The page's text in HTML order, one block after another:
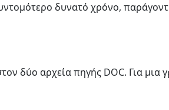
δυνατό χρόνο,
δύο αρχεία πηγής DOC. Για μια